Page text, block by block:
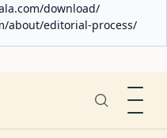
download/
about/editorial-process/